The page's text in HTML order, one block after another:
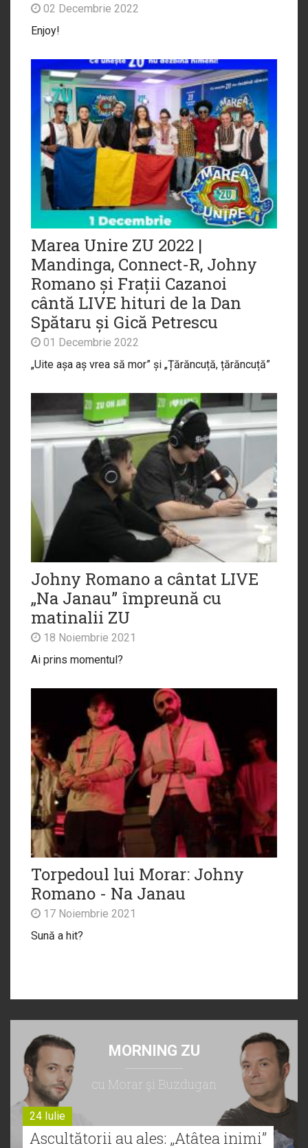
02 Decembrie 2022
Enjoy!
Marea Unire ZU 2022 |
Mandinga, Connect-R, Johny
Romano și Frații Cazanoi
cântă LIVE hituri de la Dan
Spătaru și Gică Petrescu
01 Decembrie 2022
„Uite așa aș vrea să mor” și „Țărăncuță, țărăncuță”
Johny Romano a cântat LIVE
„Na Janau” împreună cu
matinalii ZU
18 Noiembrie 2021
Ai prins momentul?
Torpedoul lui Morar: Johny
Romano - Na Janau
17 Noiembrie 2021
Sună a hit?
MORNING ZU
cu Morar şi Buzdugan
24 Iulie
Ascultătorii au ales: „Atâtea inimi”